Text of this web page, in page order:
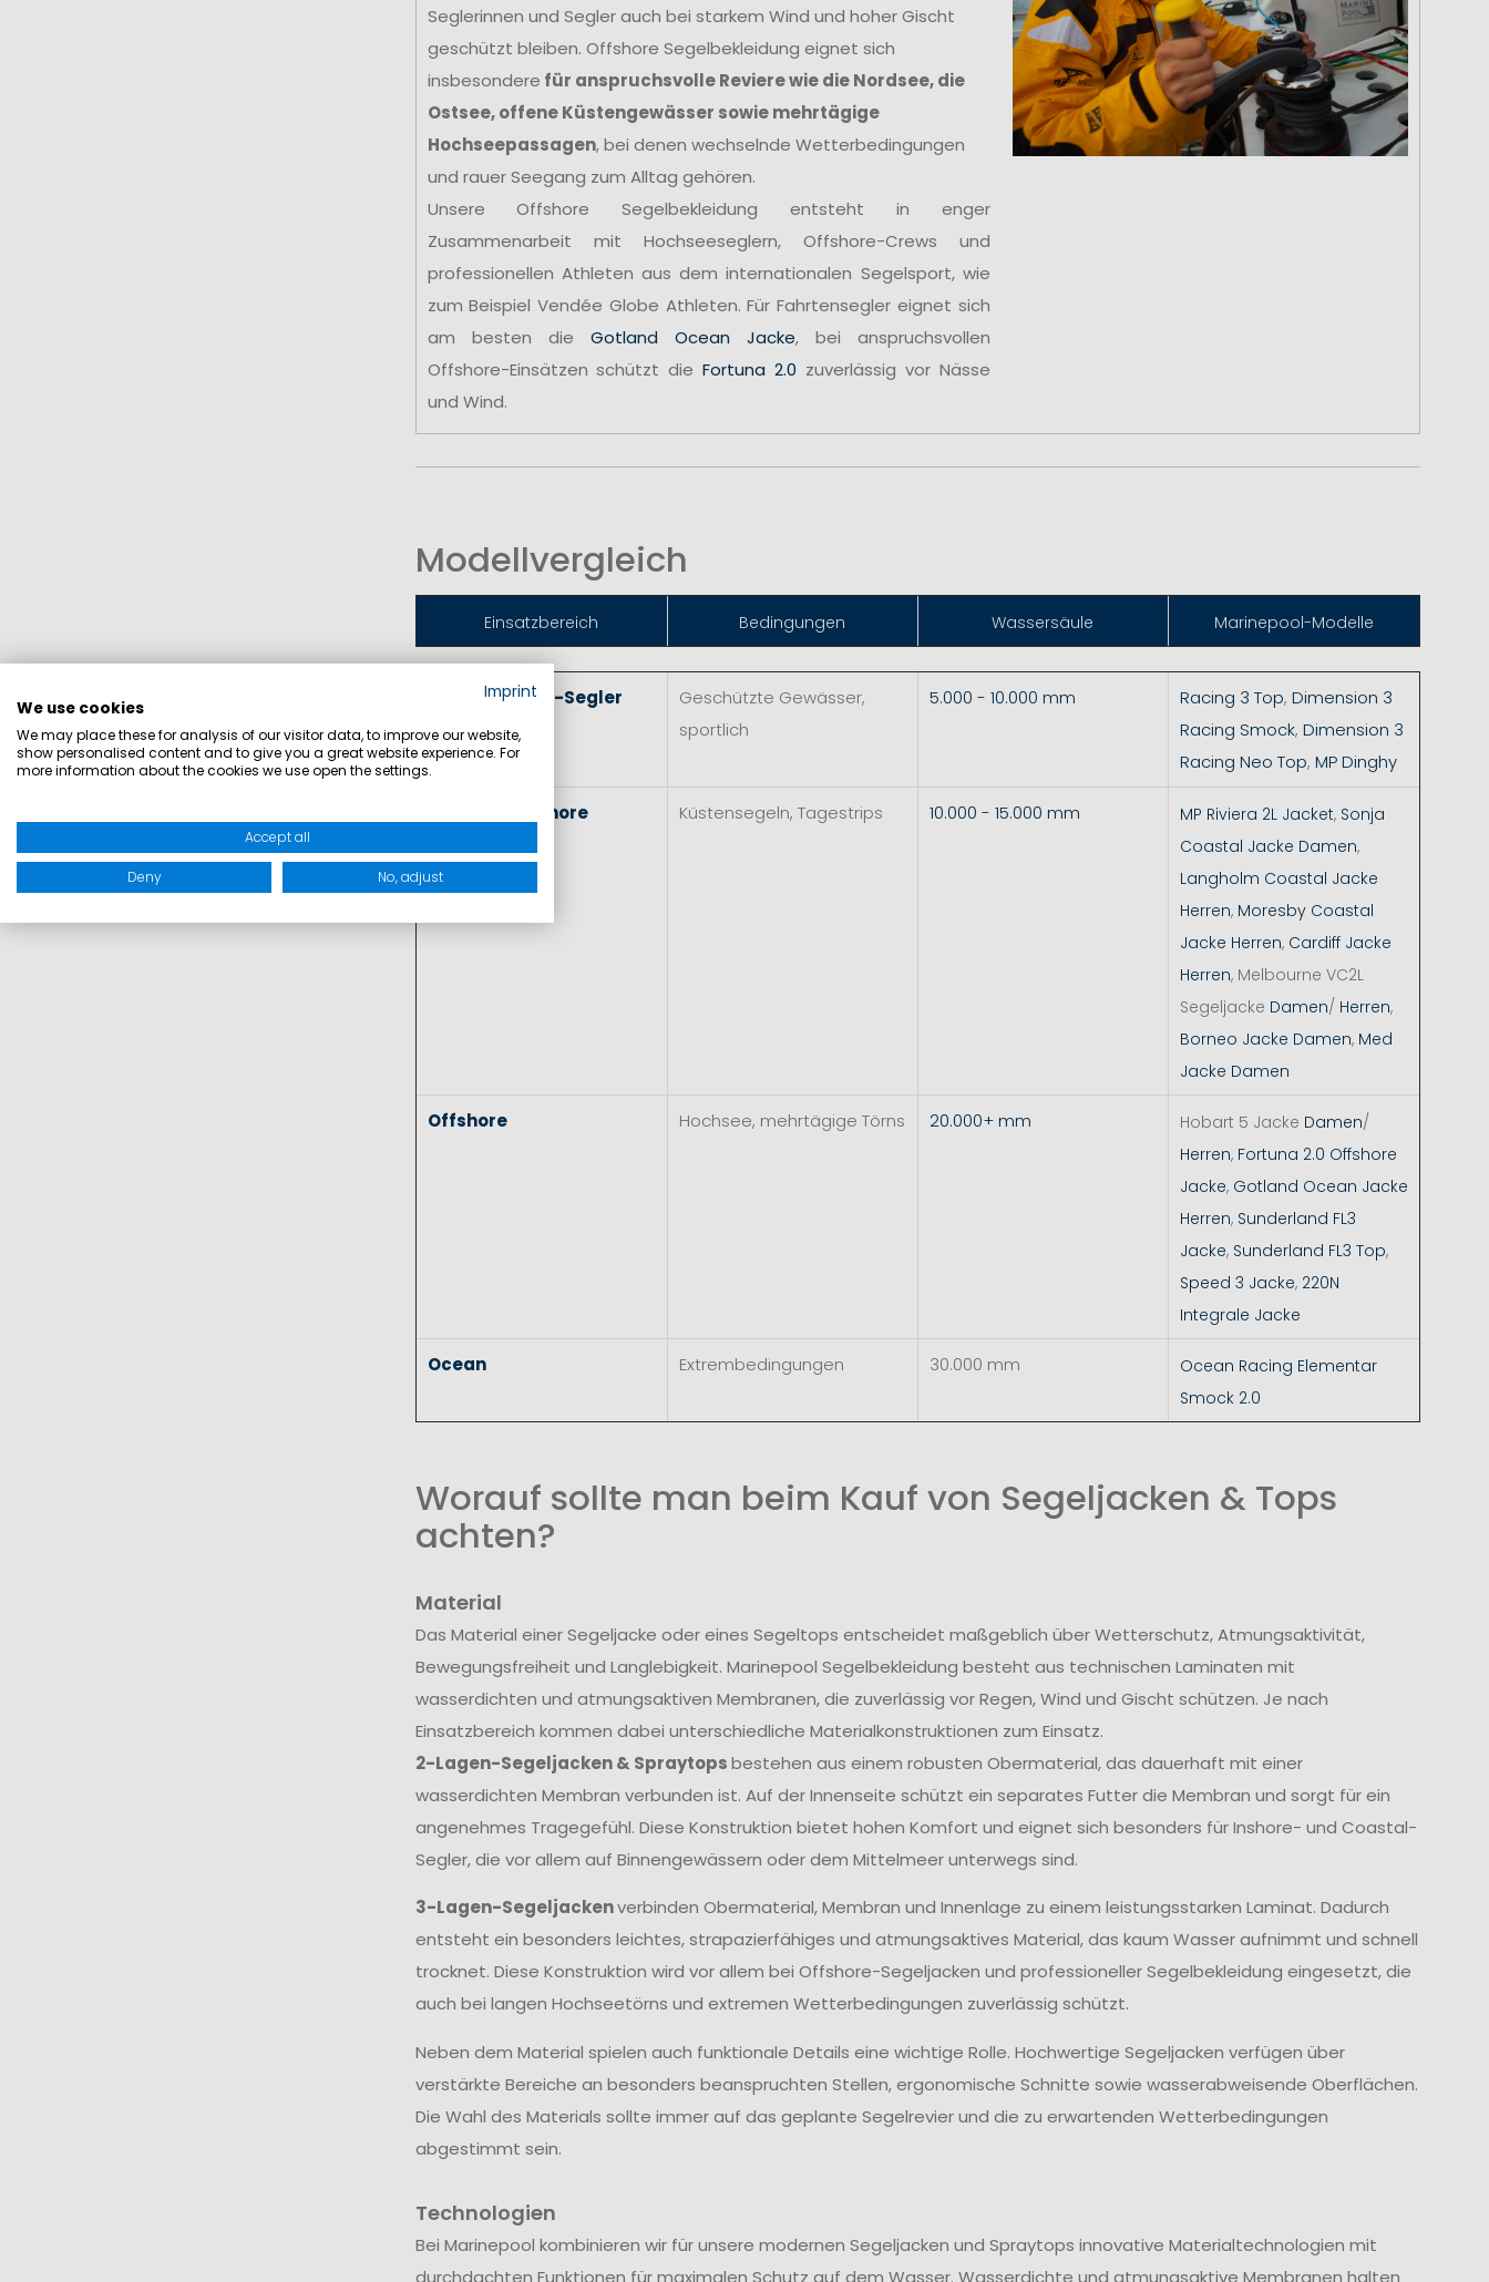
Seglerinnen und Segler auch bei starkem Wind und hoher Gischt
geschützt bleiben. Offshore Segelbekleidung eignet sich
insbesondere für anspruchsvolle Reviere wie die Nordsee, die
Ostsee, offene Küstengewässer sowie mehrtägige
Hochseepassagen, bei denen wechselnde Wetterbedingungen
und rauer Seegang zum Alltag gehören.
Unsere Offshore Segelbekleidung entsteht in enger
Zusammenarbeit mit Hochseeseglern, Offshore-Crews und
professionellen Athleten aus dem internationalen Segelsport, wie
zum Beispiel Vendée Globe Athleten. Für Fahrtensegler eignet sich
am besten die Gotland Ocean Jacke, bei anspruchsvollen
Offshore-Einsätzen schützt dieFortuna 2.0 zuverlässig vor Nässe
und Wind.
Modellvergleich
Einsatzbereich Bedingungen Wassersäule Marinepool-Modelle
Jollen- & Skiff-Segler
Geschützte Gewässer,
sportlich
5.000 - 10.000 mm Racing 3 Top, Dimension 3
Racing Smock, Dimension 3
Racing Neo Top, MP Dinghy
Inshore Küstensegeln, Tagestrips 10.000 - 15.000 mm MP Riviera 2L Jacket, Sonja
Coastal Jacke Damen,
Langholm Coastal Jacke
Herren, Moresby Coastal
Jacke Herren, Cardiff Jacke
Herren, Melbourne VC2L
Segeljacke Damen/ Herren,
Borneo Jacke Damen, Med
Jacke Damen
Offshore Hochsee, mehrtägige Törns 20.000+ mm Hobart 5 Jacke Damen/
Herren, Fortuna 2.0 Offshore
Jacke, Gotland Ocean Jacke
Herren, Sunderland FL3
Jacke, Sunderland FL3 Top,
Speed 3 Jacke, 220N
Integrale Jacke
Ocean Extrembedingungen 30.000 mm
Ocean Racing Elementar
Smock 2.0
Worauf sollte man beim Kauf von Segeljacken & Tops
achten?
Material
Das Material einer Segeljacke oder eines Segeltops entscheidet maßgeblich über Wetterschutz, Atmungsaktivität,
Bewegungsfreiheit und Langlebigkeit. Marinepool Segelbekleidung besteht aus technischen Laminaten mit
wasserdichten und atmungsaktiven Membranen, die zuverlässig vor Regen, Wind und Gischt schützen. Je nach
Einsatzbereich kommen dabei unterschiedliche Materialkonstruktionen zum Einsatz.
2-Lagen-Segeljacken & Spraytopsbestehen aus einem robusten Obermaterial, das dauerhaft mit einer
wasserdichten Membran verbunden ist. Auf der Innenseite schützt ein separates Futter die Membran und sorgt für ein
angenehmes Tragegefühl. Diese Konstruktion bietet hohen Komfort und eignet sich besonders für Inshore- und Coastal-
Segler, die vor allem auf Binnengewässern oder dem Mittelmeer unterwegs sind.
3-Lagen-Segeljackenverbinden Obermaterial, Membran und Innenlage zu einem leistungsstarken Laminat. Dadurch
entsteht ein besonders leichtes, strapazierfähiges und atmungsaktives Material, das kaum Wasser aufnimmt und schnell
trocknet. Diese Konstruktion wird vor allem bei Offshore-Segeljacken und professioneller Segelbekleidung eingesetzt, die
auch bei langen Hochseetörns und extremen Wetterbedingungen zuverlässig schützt.
Neben dem Material spielen auch funktionale Details eine wichtige Rolle. Hochwertige Segeljacken verfügen über
verstärkte Bereiche an besonders beanspruchten Stellen, ergonomische Schnitte sowie wasserabweisende Oberflächen.
Die Wahl des Materials sollte immer auf das geplante Segelrevier und die zu erwartenden Wetterbedingungen
abgestimmt sein.
Technologien
Bei Marinepool kombinieren wir für unsere modernen Segeljacken und Spraytops innovative Materialtechnologien mit
durchdachten Funktionen für maximalen Schutz auf dem Wasser. Wasserdichte und atmungsaktive Membranen halten
Imprint
We use cookies
We may place these for analysis of our visitor data, to improve our website,
show personalised content and to give you a great website experience. For
more information about the cookies we use open the settings.
Accept all
Deny No, adjust